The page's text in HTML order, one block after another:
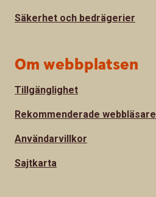
Säkerhet och bedrägerier
Om webbplatsen
Tillgänglighet
Rekommenderade webbläsare
Användarvillkor
Sajtkarta